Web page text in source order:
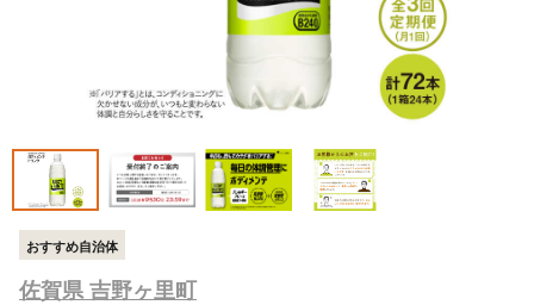
おすすめ自治体
佐賀県 吉野ヶ里町